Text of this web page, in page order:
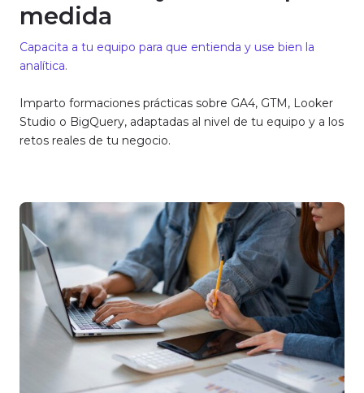
medida
Capacita a tu equipo para que entienda y use bien la
analítica.
Imparto formaciones prácticas sobre GA4, GTM, Looker
Studio o BigQuery, adaptadas al nivel de tu equipo y a los
retos reales de tu negocio.